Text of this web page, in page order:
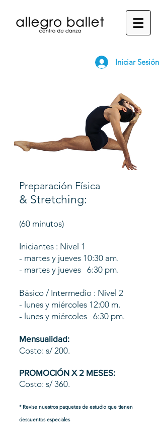
Iniciar Sesión
Preparación Física
& Stretching:
(60 minutos)
Iniciantes : Nivel 1
- martes y jueves 10:30 am.
- martes y jueves 6:30 pm.
Básico / Intermedio : Nivel 2
- lunes y miércoles 12:00 m.
- lunes y miércoles 6:30 pm.
Mensualidad:
Costo: s/ 200.
PROMOCIÓN X 2 MESES:
Costo: s/ 360.
​* Revise nuestros paquetes de estudio que tienen
descuentos especiales